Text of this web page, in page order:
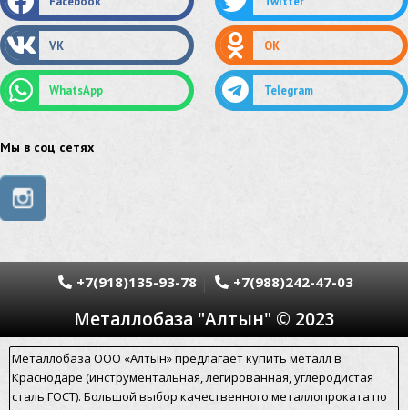
труба стальная сетка нержавеющая
сетка оцинкованная сетка стальная
сетка из нержавеющей стали
швеллер стальной
швеллер нержавеющий
уголок нержавеющий
уголок из нержавейки электросварная труба
VK OK
WhatsApp Telegram
Мы в соц сетях
Металлобаза "Алтын" © 2023
+7(918)135-93-78 +7(988)242-47-03
Металлобаза ООО «Алтын» предлагает купить металл в
Краснодаре (инструментальная, легированная, углеродистая
сталь ГОСТ). Большой выбор качественного металлопроката по